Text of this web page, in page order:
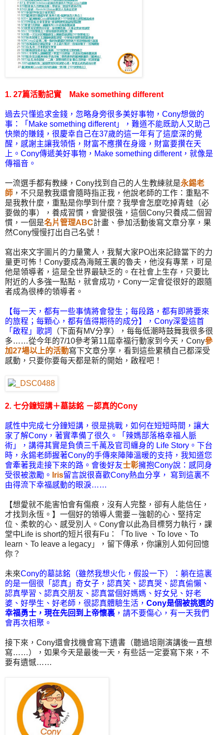
1. 27篇活動記實 Make something different
過去只懂追求金錢，忽略身旁很多美好事物，Cony想做的
事：「Make something different」，難道不能既助人又助己
快樂的賺錢，很慶幸自己在37歲的這一年有了這麼深的覺
醒，感謝主讓我領悟，財富不應攢在身邊，財富要攢在天
上。Cony傳遞美好事物，Make something different，就像是
傳福音。
一流選手都有教練，Cony找到自己的人生教練就是永錫老
師 ，不只是教我還會隨時指正我，他說老師的工作：重點不
是我教什麼，重點是你學到什麼？我學會怎麼吃掉青蛙（必
要做的事），養成習慣，會變很強，這個Cony只養成二個習
慣，一個是名片管理ABC計畫、參加活動後寫文章分享，果
然Cony慢慢打出自己名號！
寫出來文字圖片的力量驚人，我幫大家PO出來記錄當下的力
量更可怖！Cony要成為海賊王裏的魯夫，他沒有專業，可是
他是領導者，這是全世界最缺乏的。在社會上生存，只要比
附近的人多強一點點，就會成功，Cony一定會從很好的跟隨
者成為很棒的領導者。
【每一天，都有一些事情將會發生；每段路，都有即將要來
的旅程；每顆心，都有值得期待的成分】，Cony深愛這首
「啟程」歌詞
（下面有MV分享），每每低潮時鼓舞我很多很
多……從今年的7/10參考第11屆幸福行動家到今天，Cony參
加27場以上的活動寫下文章分享，看到這些累積自己都深受
感動，只要你要每天都是新的開始，啟程吧！
2. 七分鐘短講＋墓誌銘 －認真的Cony
感性中完成七分鐘短講，很是挑戰，如何在短短時間，讓大
家了解Cony，著實準備了很久。「辣媽部落格幸福人脈
術」，講得其實是負債三千萬及官司纏身的 Life Story。下台
時，永錫老師握著Cony的手傳來陣陣溫暖的支持，我知道您
會牽著我走接下來的路。會後好友士彰擁抱Cony說：感同身
受很被激勵。 Iris留言說很喜歡Cony熱血分享， 寫到這裏不
由得流下幸福感動的眼淚……
【想愛就不能害怕會有傷痕，沒有人完整，卻有人能信任，
才找到永恆。】一個好的領導人需要－強韌的心、堅持定
位、柔軟的心、感受別人。Cony會以此為目標努力執行，課
堂中Life is short的短片很有Fu：「To live 、To love、To
learn、To leave a legacy」，留下傳承，你讓別人如何回憶
你？
未來Cony的墓誌銘（雖然我想火化，假設一下）：躺在這裏
的是一個很「認真」奇女子，認真笑、認真哭、認真偷懶、
認真學習、認真交朋友、認真當個好媽媽、好女兒、好老
婆、好學生、好老師，很認真體驗生活， Cony是個被挑選的
幸福勇士，現在先回到上帝懷裏 ，請不要傷心，有一天我們
會再次相聚。
接下來，Cony還會找機會寫下遺書（聽過培剛演講後一直想
寫……），如果今天是最後一天，有些話一定要寫下來，不
要有遺憾……